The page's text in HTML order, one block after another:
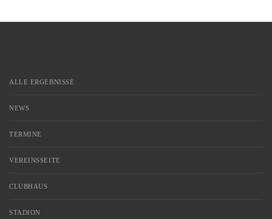
ALLE ERGEBNISSE
NEWS
TERMINE
VEREINSSEITE
CLUBHAUS
STADION